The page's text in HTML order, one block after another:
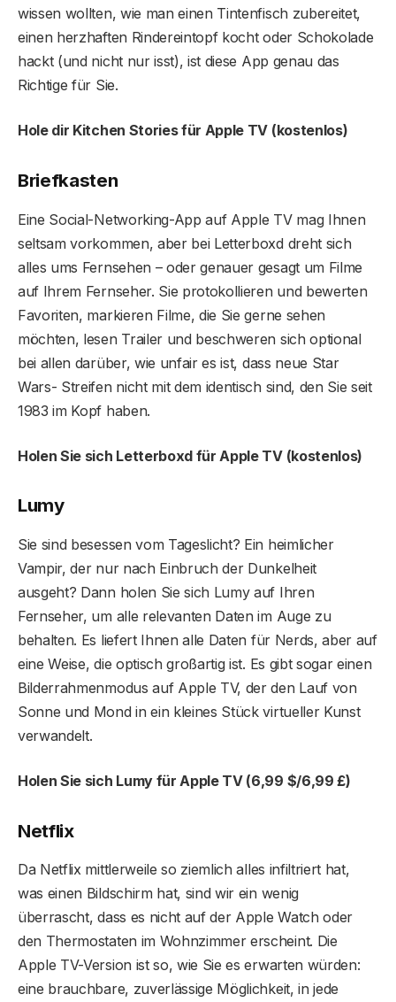
wissen wollten, wie man einen Tintenfisch zubereitet,
einen herzhaften Rindereintopf kocht oder Schokolade
hackt (und nicht nur isst), ist diese App genau das
Richtige für Sie.
Hole dir Kitchen Stories für Apple TV (kostenlos)
Briefkasten
Eine Social-Networking-App auf Apple TV mag Ihnen
seltsam vorkommen, aber bei Letterboxd dreht sich
alles ums Fernsehen – oder genauer gesagt um Filme
auf Ihrem Fernseher. Sie protokollieren und bewerten
Favoriten, markieren Filme, die Sie gerne sehen
möchten, lesen Trailer und beschweren sich optional
bei allen darüber, wie unfair es ist, dass neue Star
Wars- Streifen nicht mit dem identisch sind, den Sie seit
1983 im Kopf haben.
Holen Sie sich Letterboxd für Apple TV (kostenlos)
Lumy
Sie sind besessen vom Tageslicht? Ein heimlicher
Vampir, der nur nach Einbruch der Dunkelheit
ausgeht? Dann holen Sie sich Lumy auf Ihren
Fernseher, um alle relevanten Daten im Auge zu
behalten. Es liefert Ihnen alle Daten für Nerds, aber auf
eine Weise, die optisch großartig ist. Es gibt sogar einen
Bilderrahmenmodus auf Apple TV, der den Lauf von
Sonne und Mond in ein kleines Stück virtueller Kunst
verwandelt.
Holen Sie sich Lumy für Apple TV (6,99 $/6,99 £)
Netflix
Da Netflix mittlerweile so ziemlich alles infiltriert hat,
was einen Bildschirm hat, sind wir ein wenig
überrascht, dass es nicht auf der Apple Watch oder
den Thermostaten im Wohnzimmer erscheint. Die
Apple TV-Version ist so, wie Sie es erwarten würden:
eine brauchbare, zuverlässige Möglichkeit, in jede